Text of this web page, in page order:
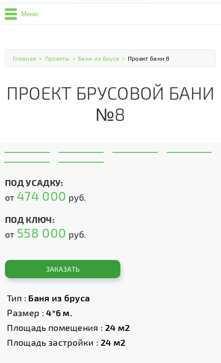
Меню
Главная > Проекты > Бани из бруса > Проект бани 8
ПРОЕКТ БРУСОВОЙ БАНИ
№8
ПОД УСАДКУ:
от 474 000 руб.
ПОД КЛЮЧ:
от 558 000 руб.
ЗАКАЗАТЬ
Тип : Баня из бруса
Размер : 4*6 м.
Площадь помещения : 24 м2
Площадь застройки : 24 м2